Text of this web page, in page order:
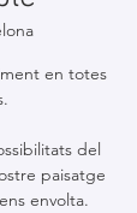
en totes
del
paisatge
envolta.